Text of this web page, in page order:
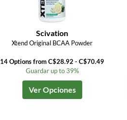
Scivation
Xtend Original BCAA Powder
14 Options from C$28.92 - C$70.49
Guardar up to 39%
Ver Opciones